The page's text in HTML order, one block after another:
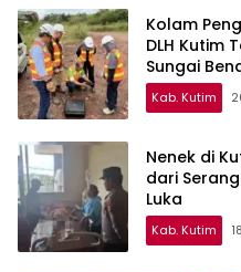
Kolam
DLH Kutim
Sungai
Kab. Kutim
Nenek di
dari
Luka
Kab. Kutim